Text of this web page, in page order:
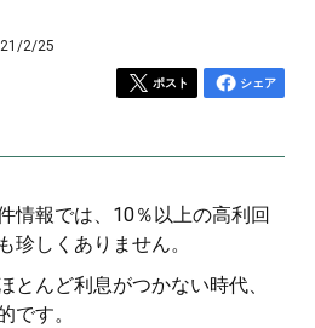
2/25
ポスト シェア
情報では、10％以上の高利回
珍しくありません。
とんど利息がつかない時代、
です。